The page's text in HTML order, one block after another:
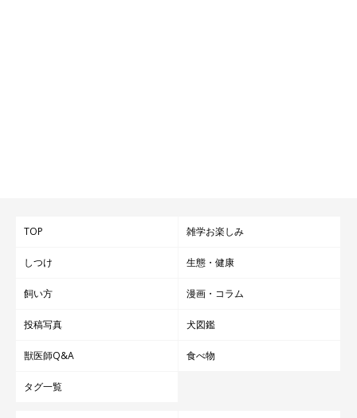
子犬・成犬・シニア犬別に見ていくと、「買ってよかったな」と
みなさんは最近、「愛犬のために買ってよかった」と思えるよう
なものと出会えましたか？
TOP 雑学お楽しみ
しつけ 生態・健康
飼い方 漫画・コラム
投稿写真 犬図鑑
獣医師Q&A 食べ物
タグ一覧